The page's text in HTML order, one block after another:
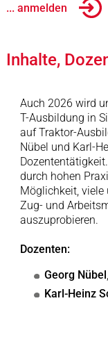
... anmelden
Inhalte,
Auch 2026 wird
T-Ausbildung in
auf Traktor-
Nübel und Karl-
durch hohen
Möglichkeit,
Zug- und
auszuprobieren.
Dozenten:
Georg Nübel
Karl-Heinz